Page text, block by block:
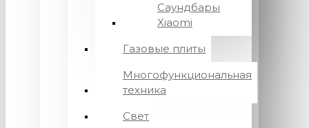
Саундбары
Xiaomi
Газовые плиты
Многофункциональная
техника
Свет